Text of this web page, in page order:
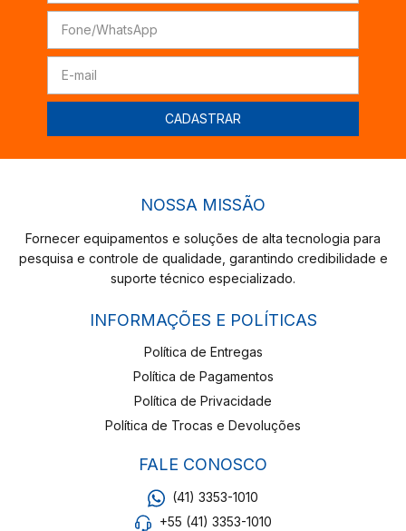
NOSSA MISSÃO
Fornecer equipamentos e soluções de alta tecnologia para
pesquisa e controle de qualidade, garantindo credibilidade e
suporte técnico especializado.
INFORMAÇÕES E POLÍTICAS
Política de Entregas
Política de Pagamentos
Política de Privacidade
Política de Trocas e Devoluções
FALE CONOSCO
(41) 3353-1010
+55 (41) 3353-1010